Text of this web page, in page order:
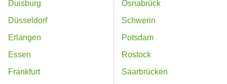
Duisburg
Düsseldorf
Erlangen
Essen
Frankfurt
Osnabrück
Schwerin
Potsdam
Rostock
Saarbrücken